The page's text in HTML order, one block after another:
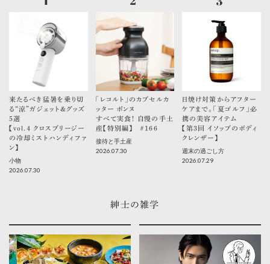
来たるべき猛暑を乗り切
る“涼”ガジェット＆グッズ
5選
【vol.４ クロスブリージー
の冷却ミストハンディファ
ン】
小物
2026.07.30
「レコルト」のカプセルカ
ッター ボンヌ
すべて実食！ 自慢の手土
産【特別編】 ＃166
接待と手土産
2026.07.30
日焼け対策からアフター
ケアまで。「夏ゴルフ」必
携の美容アイテム
【第3回 イソップのボディ
クレンザー】
週末の過ごし方
2026.07.29
紳士の雑学